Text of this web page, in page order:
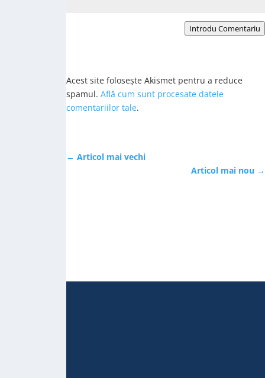
Introdu Comentariu
Acest site folosește Akismet pentru a reduce
spamul. Află cum sunt procesate datele
comentariilor tale.
← Articol mai vechi
Articol mai nou →